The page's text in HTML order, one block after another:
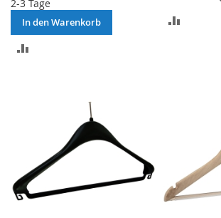
2-3 Tage
In den Warenkorb